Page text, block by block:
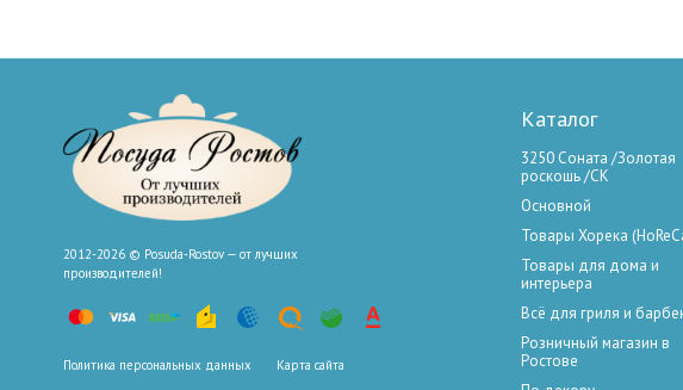
2012-2026 © Posuda-Rostov — от лучших
производителей!
Политика персональных данных Карта сайта
Каталог
3250 Соната /Золотая
роскошь /СК
Основной
Товары Хорека
Товары для дома и
интерьера
Всё для гриля и
Розничный магазин в
Ростове